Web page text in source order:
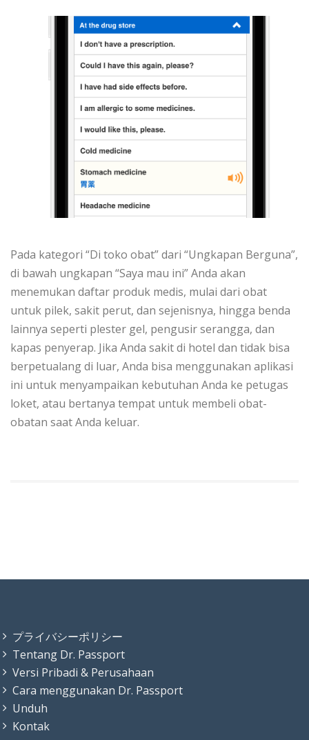
Pada kategori “Di toko obat” dari “Ungkapan Berguna”,
di bawah ungkapan “Saya mau ini” Anda akan
menemukan daftar produk medis, mulai dari obat
untuk pilek, sakit perut, dan sejenisnya, hingga benda
lainnya seperti plester gel, pengusir serangga, dan
kapas penyerap. Jika Anda sakit di hotel dan tidak bisa
berpetualang di luar, Anda bisa menggunakan aplikasi
ini untuk menyampaikan kebutuhan Anda ke petugas
loket, atau bertanya tempat untuk membeli obat-
obatan saat Anda keluar.
プライバシーポリシー
Tentang Dr. Passport
Versi Pribadi & Perusahaan
Cara menggunakan Dr. Passport
Unduh
Kontak